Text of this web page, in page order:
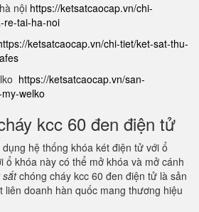
nội https://ketsatcaocap.vn/chi-
re-tai-ha-noi
ketsatcaocap.vn/chi-tiet/ket-sat-thu-
https://ketsatcaocap.vn/san-
welko
kcc 60 đen điện tử
hệ thống khóa két điện tử với ổ
ổ khóa này có thể mở khóa và mở cánh
sắtchóng cháy kcc 60 đen điện tử là sản
liên doanh hàn quốc mang thương hiệu